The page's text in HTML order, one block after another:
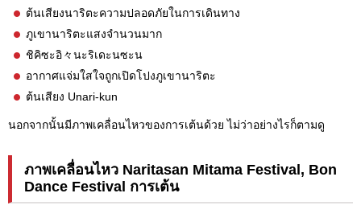
ต้นเสียงนาริตะความปลอดภัยในการเดินทาง
ภูเขานาริตะแสงจำนวนมาก
ชิคิซะอิ々นะริเดะนซะน
อากาศแจ่มใสใจถูกเปิดโปงภูเขานาริตะ
ต้นเสียง Unari-kun
นอกจากนั้นมีภาพเคลื่อนไหวของการเต้นด้วย ไม่ว่าอย่างไรก็ตามดู
ภาพเคลื่อนไหว Naritasan Mitama Festival, Bon
Dance Festival การเต้น